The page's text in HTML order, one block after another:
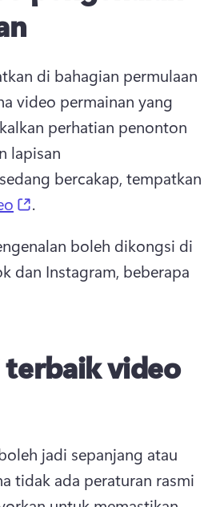
di bahagian permulaan
video permainan yang
perhatian penonton
lapisan
bercakap, tempatkan
(opens in a new tab)
.
boleh dikongsi di
dan Instagram, beberapa
terbaik video
jadi sepanjang atau
tidak ada peraturan rasmi